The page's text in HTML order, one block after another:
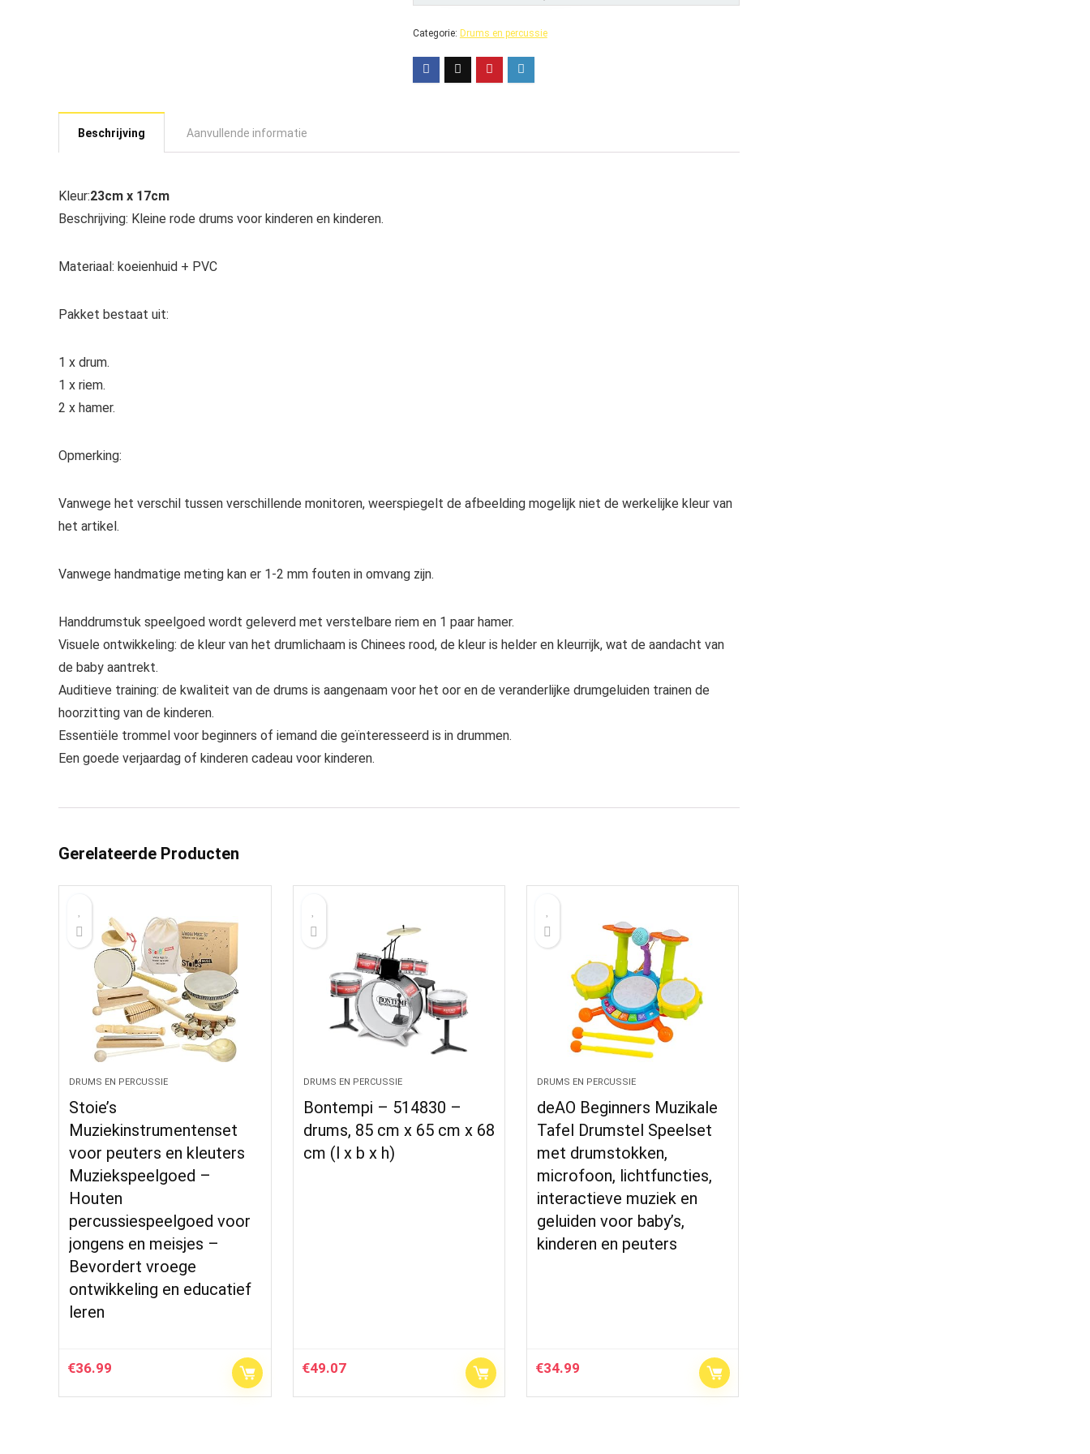
Categorie: Drums en percussie
Beschrijving Aanvullende informatie
Kleur:23cm x 17cm
Beschrijving: Kleine rode drums voor kinderen en kinderen.
Materiaal: koeienhuid + PVC
Pakket bestaat uit:
1 x drum.
1 x riem.
2 x hamer.
Opmerking:
Vanwege het verschil tussen verschillende monitoren, weerspiegelt de afbeelding mogelijk niet de werkelijke kleur van
het artikel.
Vanwege handmatige meting kan er 1-2 mm fouten in omvang zijn.
Handdrumstuk speelgoed wordt geleverd met verstelbare riem en 1 paar hamer.
Visuele ontwikkeling: de kleur van het drumlichaam is Chinees rood, de kleur is helder en kleurrijk, wat de aandacht van
de baby aantrekt.
Auditieve training: de kwaliteit van de drums is aangenaam voor het oor en de veranderlijke drumgeluiden trainen de
hoorzitting van de kinderen.
Essentiële trommel voor beginners of iemand die geïnteresseerd is in drummen.
Een goede verjaardag of kinderen cadeau voor kinderen.
Gerelateerde Producten
DRUMS EN PERCUSSIE
Stoie’s
Muziekinstrumentenset
voor peuters en kleuters
Muziekspeelgoed –
Houten
percussiespeelgoed voor
jongens en meisjes –
Bevordert vroege
ontwikkeling en educatief
leren
€36.99
DRUMS EN PERCUSSIE
Bontempi – 514830 –
drums, 85 cm x 65 cm x 68
cm (l x b x h)
€49.07
DRUMS EN PERCUSSIE
deAO Beginners Muzikale
Tafel Drumstel Speelset
met drumstokken,
microfoon, lichtfuncties,
interactieve muziek en
geluiden voor baby’s,
kinderen en peuters
€34.99